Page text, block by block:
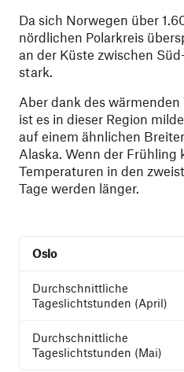
Da sich Norwegen über
nördlichen Polarkreis
an der Küste zwischen
stark.
Aber dank des
ist es in dieser Region
auf einem ähnlichen
Alaska. Wenn der Frühling
Temperaturen in den
Tage werden länger.
Oslo